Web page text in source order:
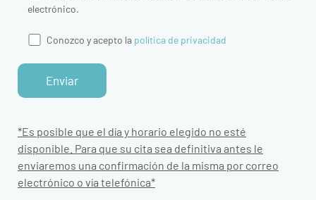
electrónico.
Conozco y acepto la política de privacidad
*Es posible que el día y horario elegido no esté
disponible. Para que su cita sea definitiva antes le
enviaremos una confirmación de la misma por correo
electrónico o vía telefónica*